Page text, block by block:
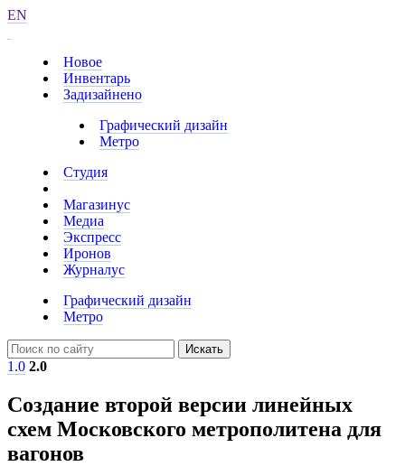
EN
Новое
Инвентарь
Задизайнено
Графический дизайн
Метро
Студия
Магазинус
Медиа
Экспресс
Иронов
Журналус
Графический дизайн
Метро
Искать
1.0 2.0
Создание второй версии линейных
схем Московского метрополитена для
вагонов